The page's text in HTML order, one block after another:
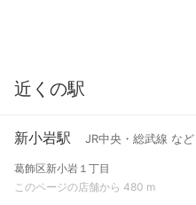
近くの駅
新小岩駅 JR中央・総武線 など
葛飾区新小岩１丁目
このページの店舗から 480 m